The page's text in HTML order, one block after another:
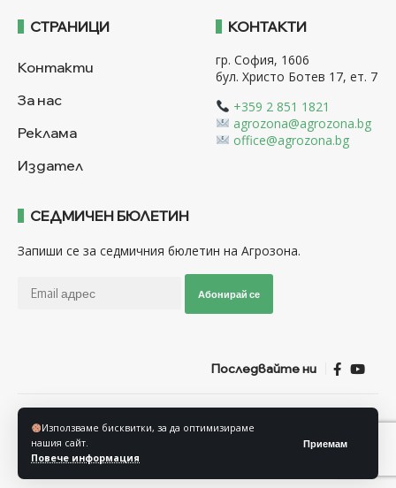
Използваме бисквитки, за да оптимизираме
нашия сайт.
Повече информация
Приемам
СТРАНИЦИ
Контакти
За нас
Реклама
Издател
КОНТАКТИ
гр. София, 1606
бул. Христо Ботев 17, ет. 7
+359 2 851 1821
agrozona@agrozona.bg
office@agrozona.bg
СЕДМИЧЕН БЮЛЕТИН
Запиши се за седмичния бюлетин на Агрозона.
Абонирай се
Последвайте ни
© Агрозона © 2011-2025 Всички права запазени
Политика за защита на личните данни